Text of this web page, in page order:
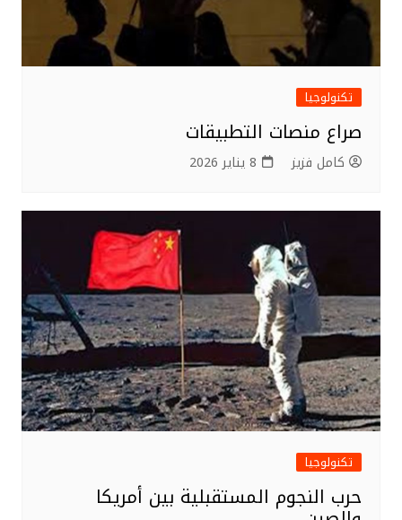
تكنولوجيا
صراع منصات التطبيقات
كامل فزيز 8 يناير 2026
تكنولوجيا
حرب النجوم المستقبلية بين أمريكا